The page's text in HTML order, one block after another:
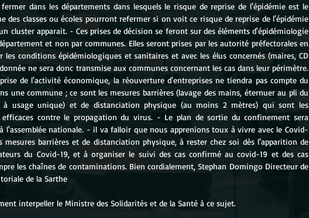
dans les départements dans lesquels le risque de reprise de l'épidémie est le
des classes ou écoles pourront refermer si on voit ce risque de reprise de l'épidémie
cluster apparait. - Ces prises de décision se feront sur des éléments d'épidémiologie
et non par communes. Elles seront prises par les autorité préfectorales en
les conditions épidémiologiques et sanitaires et avec les élus concernés (maires, CD
ne sera donc transmise aux communes concernant les cas dans leur périmètre.
de l'activité économique, la réouverture d'entreprises ne tiendra pas compte du
une commune ; ce sont les mesures barrières (lavage des mains, éternuer au pli du
à usage unique) et de distanciation physique (au moins 2 mètres) qui sont les
efficaces contre le propagation du virus. - Le plan de sortie du confinement sera
l'assemblée nationale. - il va falloir que nous apprenions toux à vivre avec le Covid-
mesures barrières et de distanciation physique, à rester chez soi dès l'apparition de
du Covid-19, et à organiser le suivi des cas confirmé au covid-19 et des cas
les chaînes de contaminations. Bien cordialement, Stephan Domingo Directeur de
de la Sarthe
interpeller le Ministre des Solidarités et de la Santé à ce sujet.